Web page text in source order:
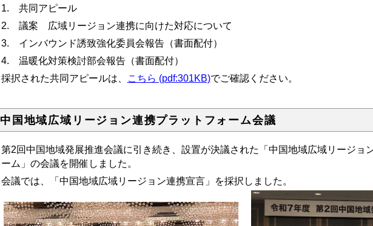
1. 共同アピール
2. 議案 広域リージョン連携に向けた対応について
3. インバウンド誘致強化委員会報告（書面配付）
4. 温暖化対策検討部会報告（書面配付）
採択された共同アピールは、
こちら (pdf:301KB)でご確認ください。
中国地域広域リージョン連携プラットフォーム会議
第2回中国地域発展推進会議に引き続き、設置が決議された「中国地域広域リージョ
ーム」の会議を開催しました。
会議では、「中国地域広域リージョン連携宣言」を採択しました。